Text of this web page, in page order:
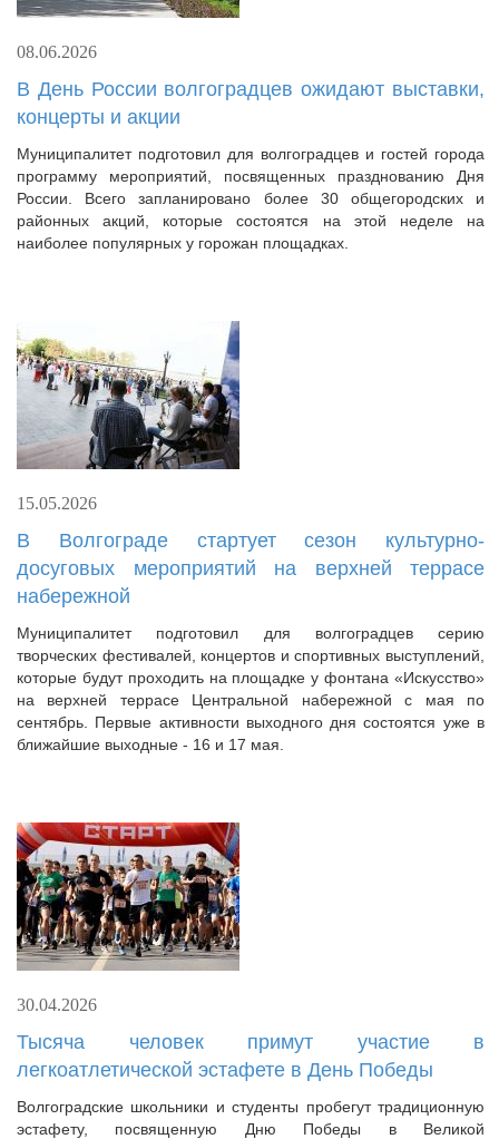
08.06.2026
В День России волгоградцев ожидают выставки,
концерты и акции
Муниципалитет подготовил для волгоградцев и гостей города
программу мероприятий, посвященных празднованию Дня
России. Всего запланировано более 30 общегородских и
районных акций, которые состоятся на этой неделе на
наиболее популярных у горожан площадках.
15.05.2026
В Волгограде стартует сезон культурно-
досуговых мероприятий на верхней террасе
набережной
Муниципалитет подготовил для волгоградцев серию
творческих фестивалей, концертов и спортивных выступлений,
которые будут проходить на площадке у фонтана «Искусство»
на верхней террасе Центральной набережной с мая по
сентябрь. Первые активности выходного дня состоятся уже в
ближайшие выходные - 16 и 17 мая.
30.04.2026
Тысяча человек примут участие в
легкоатлетической эстафете в День Победы
Волгоградские школьники и студенты пробегут традиционную
эстафету, посвященную Дню Победы в Великой